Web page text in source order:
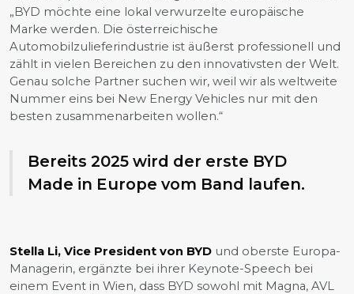
„BYD möchte eine lokal verwurzelte europäische
Marke werden. Die österreichische
Automobilzulieferindustrie ist äußerst professionell und
zählt in vielen Bereichen zu den innovativsten der Welt.
Genau solche Partner suchen wir, weil wir als weltweite
Nummer eins bei New Energy Vehicles nur mit den
besten zusammenarbeiten wollen.“
Bereits 2025 wird der erste BYD
Made in Europe vom Band laufen.
Stella Li, Vice President von BYDund oberste Europa-
Managerin, ergänzte bei ihrer Keynote-Speech bei
einem Event in Wien, dass BYD sowohl mit Magna, AVL